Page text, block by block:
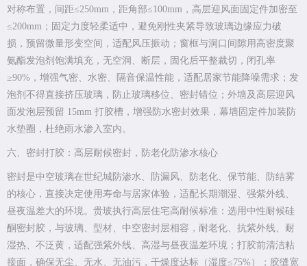
对称布置，间距≤250mm，距角部≤100mm，高层迎风面固定件加密至
≤200mm；固定力度轻柔适中，避免刚性夹紧导致玻璃边缘应力破
损，预留微量形变空间，适配风压振动；窗框与洞口间隙用高密度聚
氨酯发泡剂饱满填充，无空洞、断层，固化后平整裁切，闭孔率
≥90%，增强气密、水密、隔音保温性能，适配居家节能降噪需求；发
泡剂不得直接挤压玻璃，防止玻璃移位、密封错位；外墙及高层迎风
面发泡层预留 15mm 打胶槽，增强防水密封效果，幕墙固定件加装防
水垫圈，杜绝雨水渗入室内。
六、密封打胶：高层耐候密封，防老化防渗水核心
密封是中空玻璃在世纪城防渗水、防漏风、防老化、保节能、防结雾
的核心，直接决定使用寿命与居家体验，适配长期潮湿、强紫外线、
昼夜温差大的环境。贵玻执行高层住宅高耐候标准：选用中性耐候硅
酮密封胶，与玻璃、型材、中空密封层相容，耐老化、抗紫外线、耐
湿热、不泛黄，适配强紫外线、高湿与昼夜温差环境；打胶前清洁粘
接面，确保无尘、无水、无油污，干燥度达标（湿度≤75%）；胶缝宽